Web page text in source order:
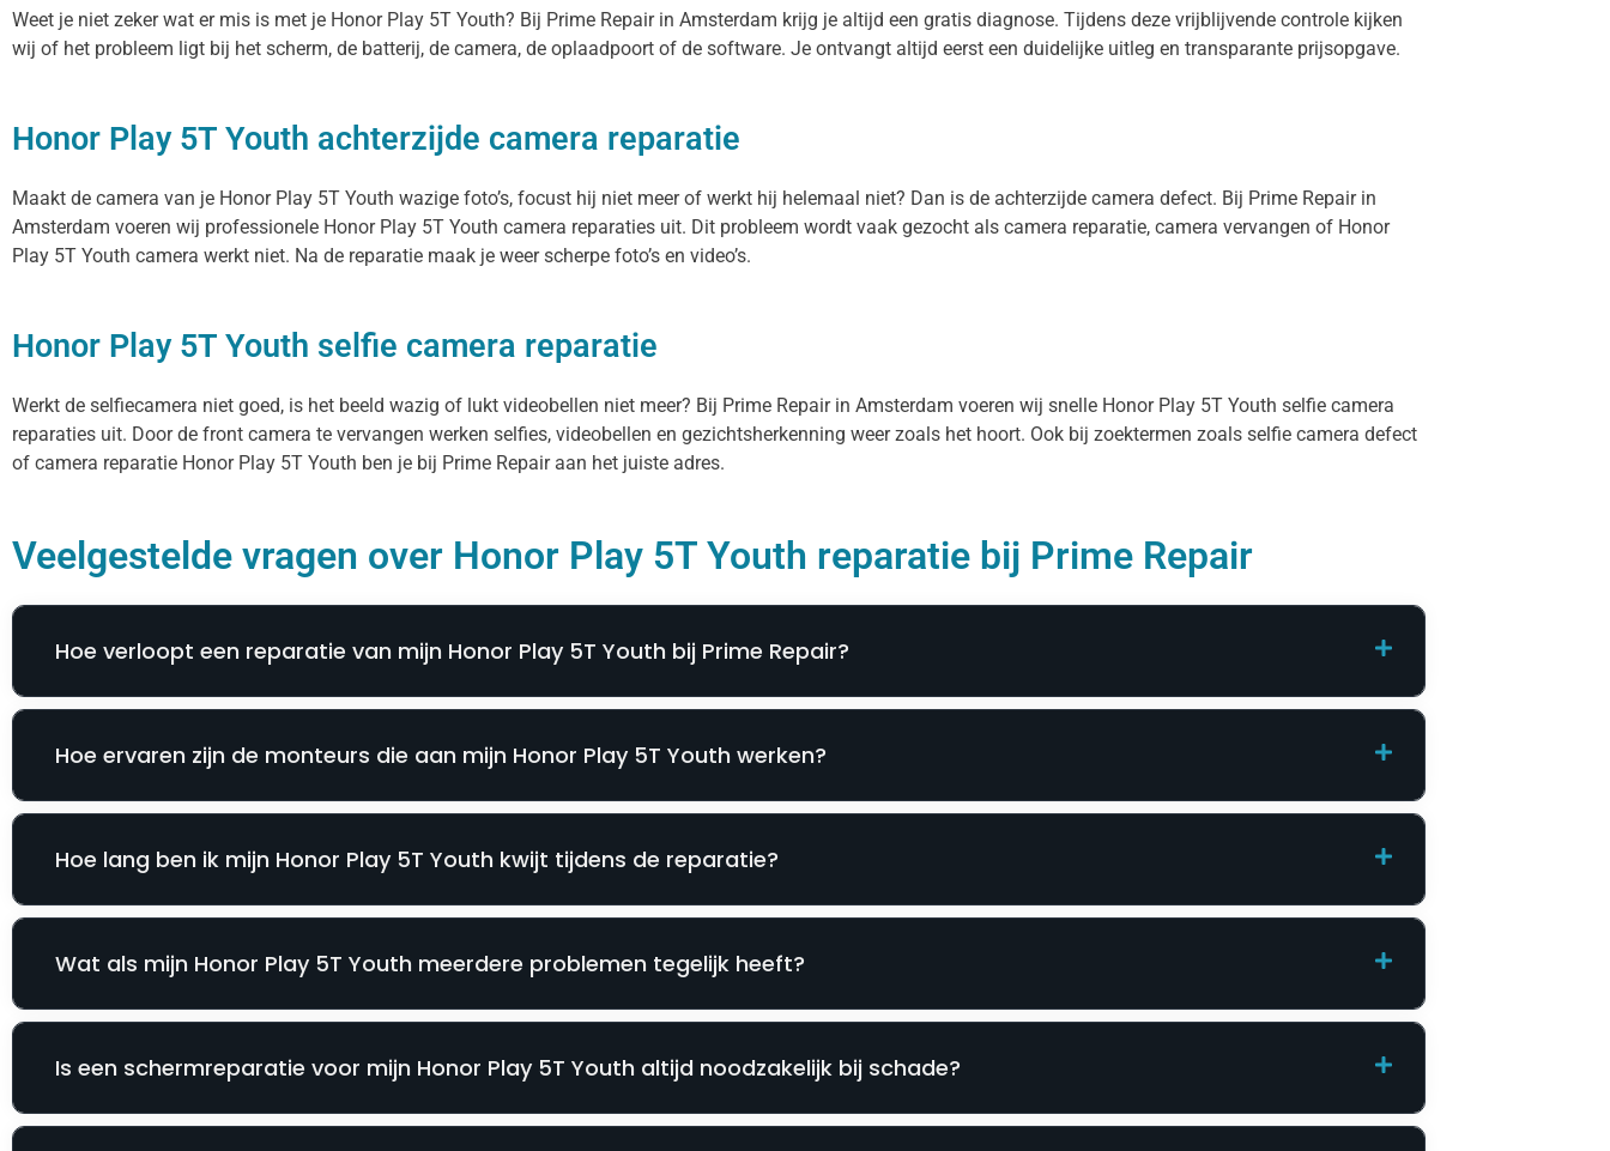
Weet je niet zeker wat er mis is met je Honor Play 5T Youth? Bij Prime Repair in Amsterdam krijg je altijd een gratis diagnose. Tijdens deze vrijblijvende controle kijken
wij of het probleem ligt bij het scherm, de batterij, de camera, de oplaadpoort of de software. Je ontvangt altijd eerst een duidelijke uitleg en transparante prijsopgave.
Honor Play 5T Youth achterzijde camera reparatie
Maakt de camera van je Honor Play 5T Youth wazige foto’s, focust hij niet meer of werkt hij helemaal niet? Dan is de achterzijde camera defect. Bij Prime Repair in
Amsterdam voeren wij professionele Honor Play 5T Youth camera reparaties uit. Dit probleem wordt vaak gezocht als camera reparatie, camera vervangen of Honor
Play 5T Youth camera werkt niet. Na de reparatie maak je weer scherpe foto’s en video’s.
Honor Play 5T Youth selfie camera reparatie
Werkt de selfiecamera niet goed, is het beeld wazig of lukt videobellen niet meer? Bij Prime Repair in Amsterdam voeren wij snelle Honor Play 5T Youth selfie camera
reparaties uit. Door de front camera te vervangen werken selfies, videobellen en gezichtsherkenning weer zoals het hoort. Ook bij zoektermen zoals selfie camera defect
of camera reparatie Honor Play 5T Youth ben je bij Prime Repair aan het juiste adres.
Veelgestelde vragen over Honor Play 5T Youth reparatie bij Prime Repair
Hoe verloopt een reparatie van mijn Honor Play 5T Youth bij Prime Repair?
Hoe ervaren zijn de monteurs die aan mijn Honor Play 5T Youth werken?
Hoe lang ben ik mijn Honor Play 5T Youth kwijt tijdens de reparatie?
Wat als mijn Honor Play 5T Youth meerdere problemen tegelijk heeft?
Is een schermreparatie voor mijn Honor Play 5T Youth altijd noodzakelijk bij schade?